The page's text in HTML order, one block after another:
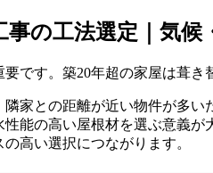
の工法選定｜気候
です。築20年超の家屋は葺き
家との距離が近い物件が多
能の高い屋根材を選ぶ意義
高い選択につながります。